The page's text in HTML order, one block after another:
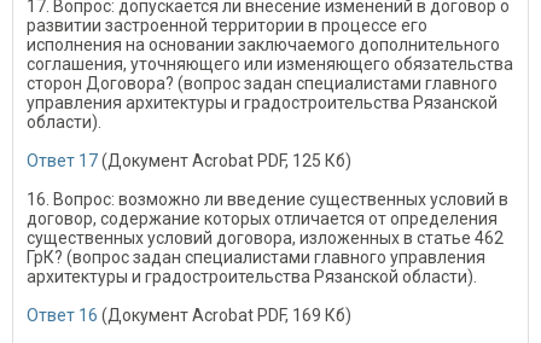
17. Вопрос: допускается ли внесение изменений в договор о
развитии застроенной территории в процессе его
исполнения на основании заключаемого дополнительного
соглашения, уточняющего или изменяющего обязательства
сторон Договора? (вопрос задан специалистами главного
управления архитектуры и градостроительства Рязанской
области).
Ответ 17(Документ Acrobat PDF, 125 Кб)
16. Вопрос: возможно ли введение существенных условий в
договор, содержание которых отличается от определения
существенных условий договора, изложенных в статье 462
ГрК? (вопрос задан специалистами главного управления
архитектуры и градостроительства Рязанской области).
Ответ 16 (Документ Acrobat PDF, 169 Кб)